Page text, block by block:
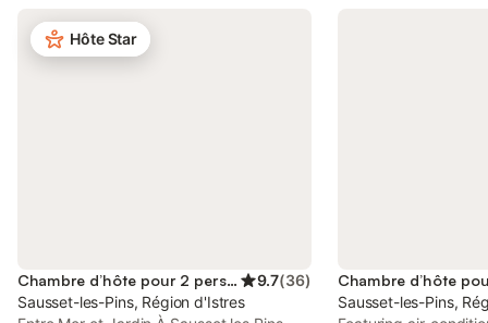
Hôte Star
Chambre d’hôte pour 2 personnes 9.7(36)
Sausset-les-Pins, Région d'Istres
Sausset-les-Pins,